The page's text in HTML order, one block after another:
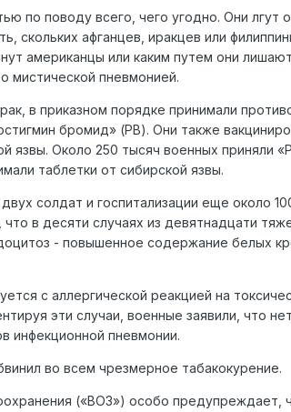
по поводу всего, чего угодно. Они лгут
скольких афганцев, иракцев или
американцы или каким путем они
мистической пневмонией.
в приказном порядке принимали
бромид» (РВ). Они также
язвы. Около 250 тысяч военных приняли
таблетки от сибирской язвы.
солдат и госпитализации еще около
в десяти случаях из девятнадцати
- повышенное содержание белых
с аллергической реакцией на
эти случаи, военные заявили, что
инфекционной пневмонии.
во всем чрезмерное табакокурение.
(«ВОЗ») особо предупреждает,